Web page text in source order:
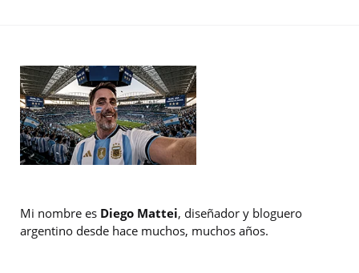
Mi nombre es Diego Mattei, diseñador y bloguero
argentino desde hace muchos, muchos años.